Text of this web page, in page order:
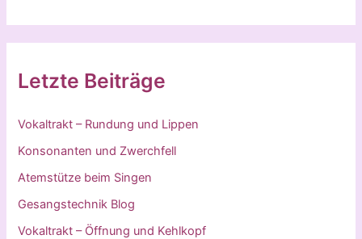
Letzte Beiträge
Vokaltrakt – Rundung und Lippen
Konsonanten und Zwerchfell
Atemstütze beim Singen
Gesangstechnik Blog
Vokaltrakt – Öffnung und Kehlkopf